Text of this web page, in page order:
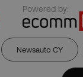
Powered by:
Newsauto CY